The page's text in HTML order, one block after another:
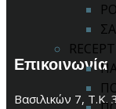
Επικοινωνία
Βασιλικών 7, Τ.Κ.